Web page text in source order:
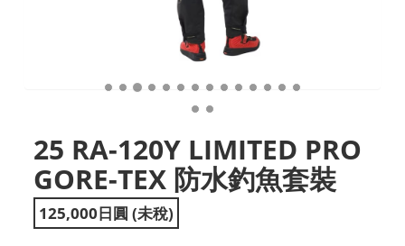
25 RA-120Y LIMITED PRO
GORE-TEX 防水釣魚套裝
125,000日圓 (未稅)